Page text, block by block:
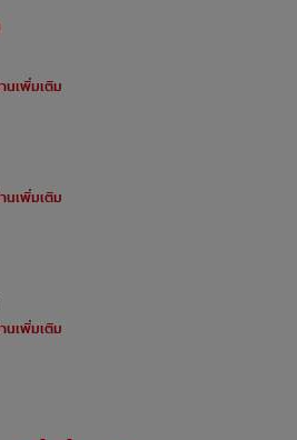
นเพิ่มเติม
นเพิ่มเติม
นเพิ่มเติม